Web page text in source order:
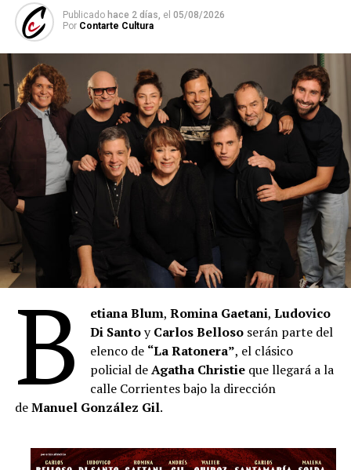
Publicado hace 2 días, el 05/08/2026
Por Contarte Cultura
B etiana Blum,Romina Gaetani,Ludovico
Di SantoyCarlos Belloso serán parte del
elenco de “La Ratonera”, el clásico
policial deAgatha Christie que llegará a la
calle Corrientes bajo la dirección
deManuel González Gil.